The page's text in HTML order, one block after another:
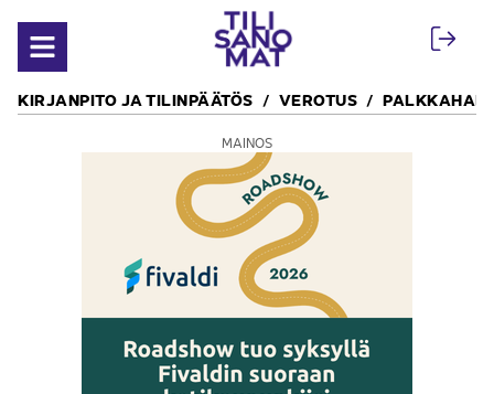
Avaa valikko
KIRJANPITO JA TILINPÄÄTÖS VEROTUS
MAINOS